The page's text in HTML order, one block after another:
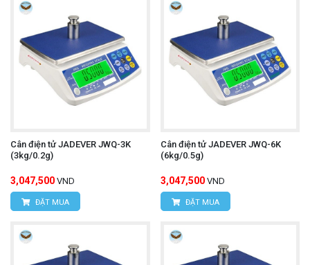
Cân điện tử JADEVER JWQ-3K
(3kg/0.2g)
3,047,500 VND
ĐẶT MUA
Cân điện tử JADEVER JWQ-6K
(6kg/0.5g)
3,047,500 VND
ĐẶT MUA